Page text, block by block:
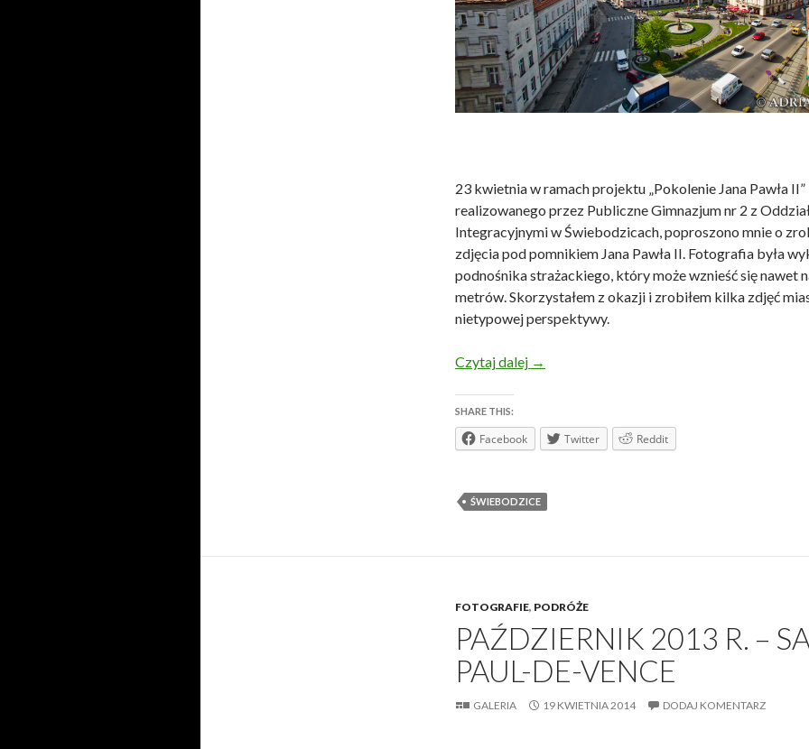
23 kwietnia w ramach projektu „Pokolenie Jana Pawła II”
realizowanego przez Publiczne Gimnazjum nr 2 z
Integracyjnymi w Świebodzicach, poproszono mnie o
zdjęcia pod pomnikiem Jana Pawła II. Fotografia była
podnośnika strażackiego, który może wznieść się nawet
metrów. Skorzystałem z okazji i zrobiłem kilka zdjęć
nietypowej perspektywy.
Czytaj dalej Kwiecień 2014 r. – Świebodzice z lotu ptaka
→
SHARE THIS:
Facebook Twitter Reddit
ŚWIEBODZICE
FOTOGRAFIE, PODRÓŻE
PAŹDZIERNIK 2013 R. –
PAUL-DE-VENCE
GALERIA 19 KWIETNIA 2014 DODAJ KOMENTARZ